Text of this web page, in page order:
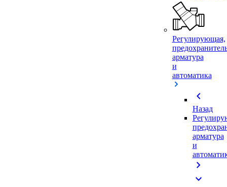
Регулирующая,
арматура
и
автоматика
chevron_left
Назад
арматура
и
chevron_right
expand_more